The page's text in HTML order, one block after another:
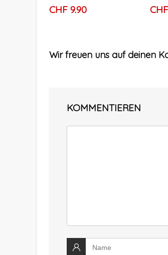
CHF 9.90
Wir freuen uns auf deinen
KOMMENTIEREN